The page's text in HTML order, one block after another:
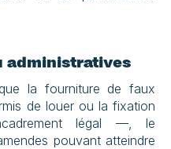
administratives
la fourniture de faux
de louer ou la fixation
légal —, le
pouvant atteindre